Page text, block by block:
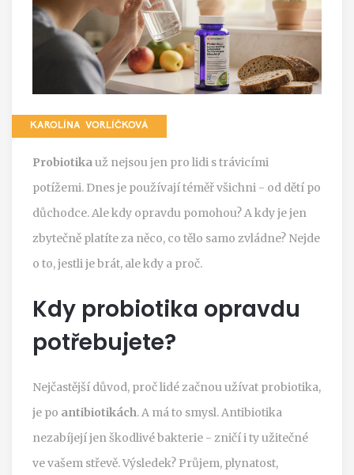
KAROLÍNA VORLÍČKOVÁ
Probiotikauž nejsou jen pro lidi s trávicími
potížemi. Dnes je používají téměř všichni - od dětí po
důchodce. Ale kdy opravdu pomohou? A kdy je jen
zbytečně platíte za něco, co tělo samo zvládne? Nejde
o to, jestli je brát, ale kdy a proč.
Kdy probiotika opravdu
potřebujete?
Nejčastější důvod, proč lidé začnou užívat probiotika,
je po antibiotikách. A má to smysl. Antibiotika
nezabíjejí jen škodlivé bakterie - zničí i ty užitečné
ve vašem střevě. Výsledek? Průjem, plynatost,